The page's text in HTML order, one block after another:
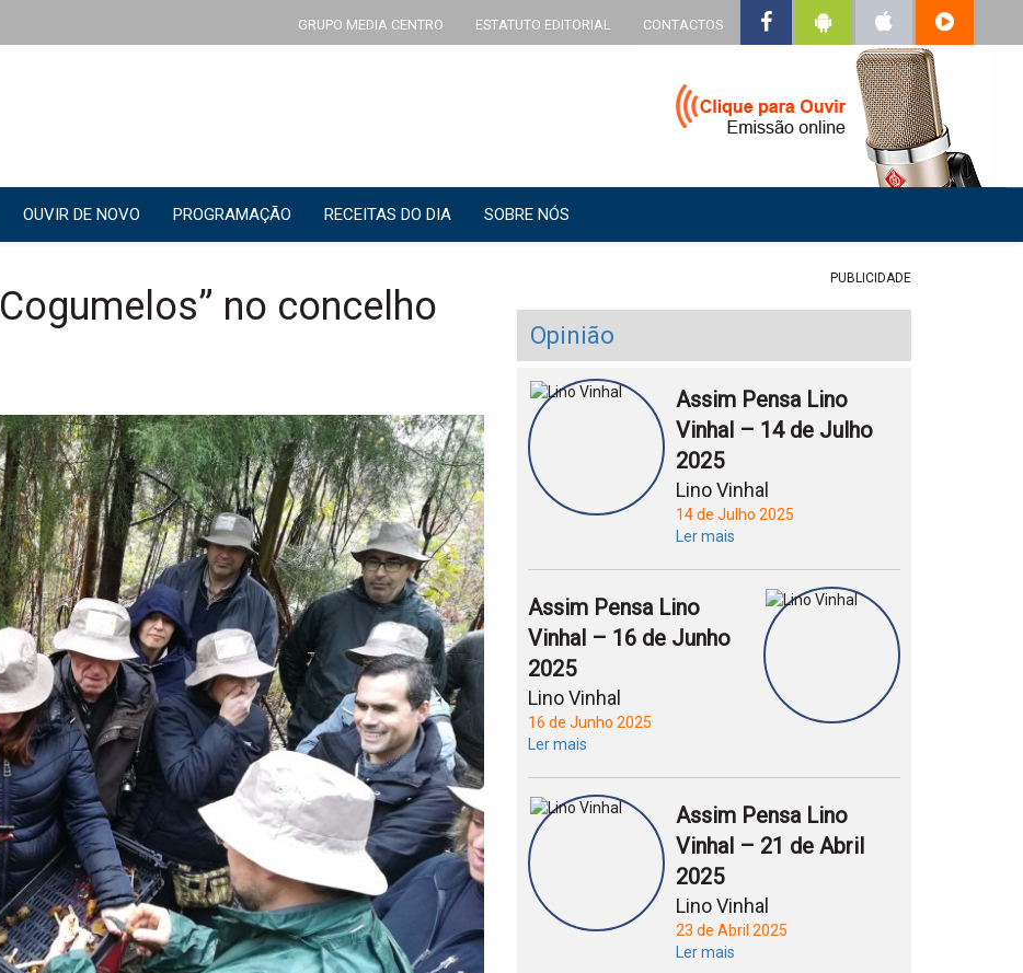
GRUPO MEDIA CENTRO ESTATUTO EDITORIAL CONTACTOS
OUVIR DE NOVO PROGRAMAÇÃO RECEITAS DO DIA SOBRE NÓS
no concelho
PUBLICIDADE
Opinião
Assim Pensa Lino
Vinhal – 14 de Julho
2025
Lino Vinhal
14 de Julho 2025
Ler mais
Assim Pensa Lino
Vinhal – 16 de Junho
2025
Lino Vinhal
16 de Junho 2025
Ler mais
Assim Pensa Lino
Vinhal – 21 de Abril
2025
Lino Vinhal
23 de Abril 2025
Ler mais